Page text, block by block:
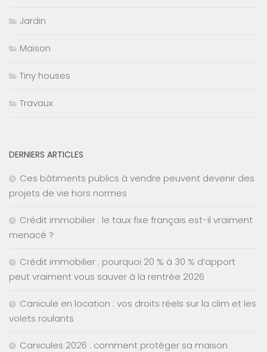
Jardin
Maison
Tiny houses
Travaux
DERNIERS ARTICLES
Ces bâtiments publics à vendre peuvent devenir des
projets de vie hors normes
Crédit immobilier : le taux fixe français est-il vraiment
menacé ?
Crédit immobilier : pourquoi 20 % à 30 % d’apport
peut vraiment vous sauver à la rentrée 2026
Canicule en location : vos droits réels sur la clim et les
volets roulants
Canicules 2026 : comment protéger sa maison